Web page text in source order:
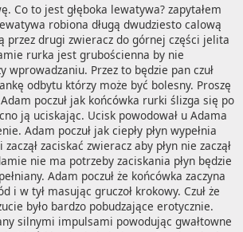
Co to jest głęboka lewatywa? zapytałem
robiona długą dwudziesto calową
przez drugi zwieracz do górnej części jelita
rurka jest grubościenna by nie
wprowadzaniu. Przez to będzie pan czuł
odbytu którzy może być bolesny. Proszę
poczuł jak końcówka rurki ślizga się po
ją uciskając. Ucisk powodował u Adama
Adam poczuł jak ciepły płyn wypełnia
zaciskać zwieracz aby płyn nie zaczął
nie ma potrzeby zaciskania płyn będzie
Adam poczuł że końcówka zaczyna
i w tył masując gruczoł krokowy. Czuł że
było bardzo pobudzające erotycznie.
silnymi impulsami powodując gwałtowne